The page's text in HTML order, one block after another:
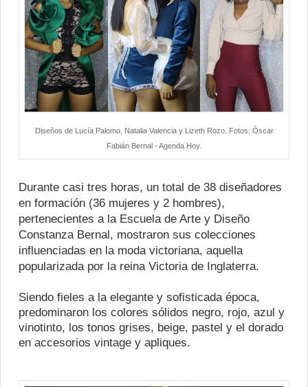
Diseños de Lucía Palomo, Natalia Valencia y Lizeth Rozo. Fotos: Óscar
Fabián Bernal - Agenda Hoy.
Durante casi tres horas, un total de 38 diseñadores
en formación (36 mujeres y 2 hombres),
pertenecientes a la Escuela de Arte y Diseño
Constanza Bernal, mostraron sus colecciones
influenciadas en la moda victoriana, aquella
popularizada por la reina Victoria de Inglaterra.
Siendo fieles a la elegante y sofisticada época,
predominaron los colores sólidos negro, rojo, azul y
vinotinto, los tonos grises, beige, pastel y el dorado
en accesorios vintage y apliques.